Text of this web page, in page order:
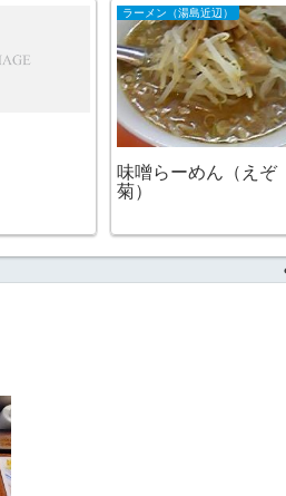
ラーメン（湯島近辺）
味噌らーめん（えぞ
菊）